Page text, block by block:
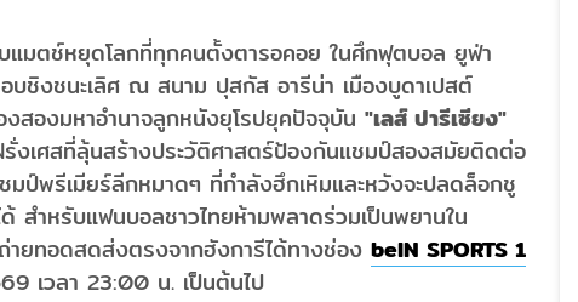
แมตช์หยุดโลกที่ทุกคนตั้งตารอคอย ในศึกฟุตบอล ยูฟ่า
ชิงชนะเลิศ ณ สนาม ปุสกัส อารีน่า เมืองบูดาเปสต์
งสองมหาอำนาจลูกหนังยุโรปยุคปัจจุบัน "เลส์ ปารีเซียง"
รั่งเศสที่ลุ้นสร้างประวัติศาสตร์ป้องกันแชมป์สองสมัยติดต่อ
มป์พรีเมียร์ลีกหมาดๆ ที่กำลังฮึกเหิมและหวังจะปลดล็อกชู
สำหรับแฟนบอลชาวไทยห้ามพลาดร่วมเป็นพยานใน
ยทอดสดส่งตรงจากฮังการีได้ทางช่อง beIN SPORTS 1
เวลา 23:00 น. เป็นต้นไป